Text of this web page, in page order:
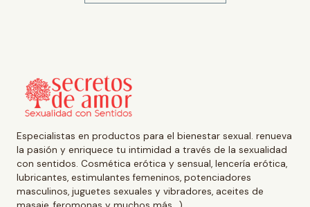
Especialistas en productos para el bienestar sexual. renueva
la pasión y enriquece tu intimidad a través de la sexualidad
con sentidos. Cosmética erótica y sensual, lencería erótica,
lubricantes, estimulantes femeninos, potenciadores
masculinos, juguetes sexuales y vibradores, aceites de